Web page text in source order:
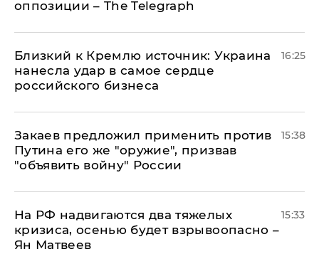
оппозиции – The Telegraph
Близкий к Кремлю источник: Украина
нанесла удар в самое сердце
российского бизнеса
16:25
Закаев предложил применить против
Путина его же "оружие", призвав
"объявить войну" России
15:38
На РФ надвигаются два тяжелых
кризиса, осенью будет взрывоопасно –
Ян Матвеев
15:33